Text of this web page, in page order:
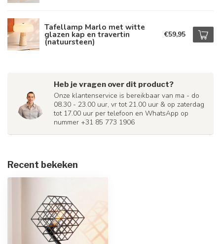
Tafellamp Marlo met witte
glazen kap en travertin
(natuursteen)
€59,95
Heb je vragen over dit product?
Onze klantenservice is bereikbaar van ma - do
08.30 - 23.00 uur, vr tot 21.00 uur & op zaterdag
tot 17.00 uur per telefoon en WhatsApp op
nummer +31 85 773 1906
Recent bekeken